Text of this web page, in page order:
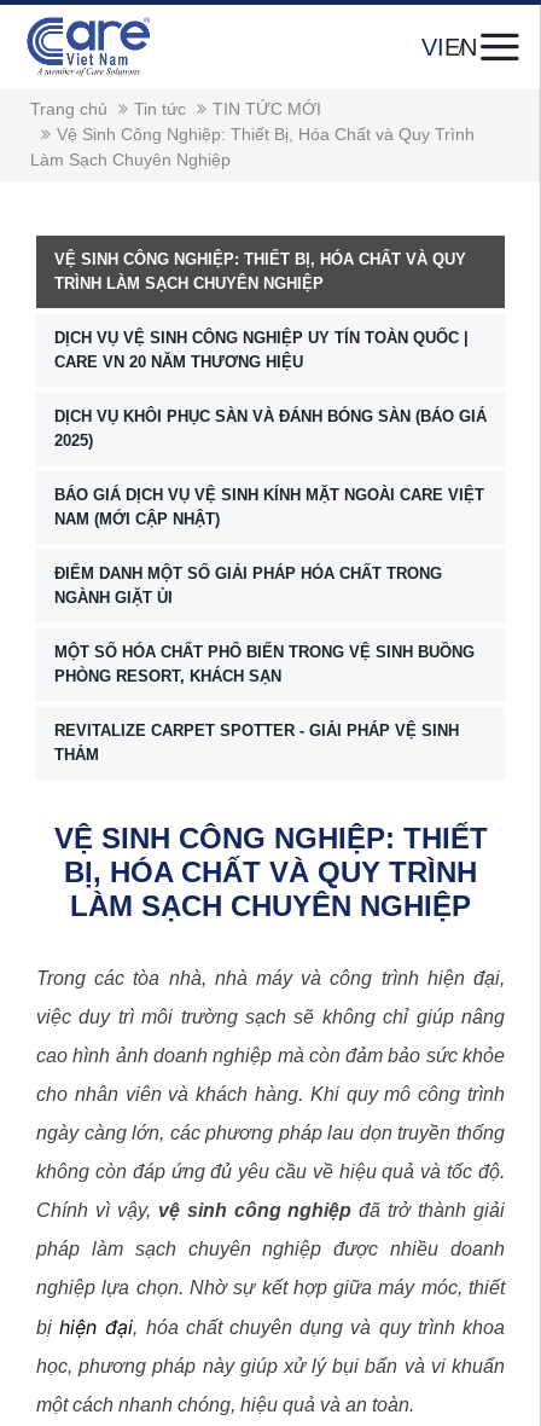
VIEN
Trang chủ Tin tức
TIN TỨC MỚI
Vệ Sinh Công Nghiệp: Thiết Bị, Hóa Chất và Quy Trình
Làm Sạch Chuyên Nghiệp
VỆ SINH CÔNG NGHIỆP: THIẾT BỊ, HÓA CHẤT VÀ QUY
TRÌNH LÀM SẠCH CHUYÊN NGHIỆP
DỊCH VỤ VỆ SINH CÔNG NGHIỆP UY TÍN TOÀN QUỐC |
CARE VN 20 NĂM THƯƠNG HIỆU
DỊCH VỤ KHÔI PHỤC SÀN VÀ ĐÁNH BÓNG SÀN (BÁO GIÁ
2025)
BÁO GIÁ DỊCH VỤ VỆ SINH KÍNH MẶT NGOÀI CARE VIỆT
NAM (MỚI CẬP NHẬT)
ĐIỂM DANH MỘT SỐ GIẢI PHÁP HÓA CHẤT TRONG
NGÀNH GIẶT ỦI
MỘT SỐ HÓA CHẤT PHỔ BIẾN TRONG VỆ SINH BUỒNG
PHÒNG RESORT, KHÁCH SẠN
REVITALIZE CARPET SPOTTER - GIẢI PHÁP VỆ SINH
THẢM
VỆ SINH CÔNG NGHIỆP: THIẾT
BỊ, HÓA CHẤT VÀ QUY TRÌNH
LÀM SẠCH CHUYÊN NGHIỆP
Trong các tòa nhà, nhà máy và công trình hiện đại,
việc duy trì môi trường sạch sẽ không chỉ giúp nâng
cao hình ảnh doanh nghiệp mà còn đảm bảo sức khỏe
cho nhân viên và khách hàng. Khi quy mô công trình
ngày càng lớn, các phương pháp lau dọn truyền thống
không còn đáp ứng đủ yêu cầu về hiệu quả và tốc độ.
Chính vì vậy, vệ sinh công nghiệp đã trở thành giải
pháp làm sạch chuyên nghiệp được nhiều doanh
nghiệp lựa chọn. Nhờ sự kết hợp giữa máy móc, thiết
bịhiện đại, hóa chất chuyên dụng và quy trình khoa
học, phương pháp này giúp xử lý bụi bẩn và vi khuẩn
một cách nhanh chóng, hiệu quả và an toàn.